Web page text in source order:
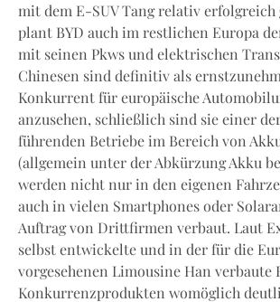
mit dem E-SUV Tang relativ erfolgreich
plant BYD auch im restlichen Europa
mit seinen Pkws und elektrischen
Chinesen sind definitiv als
Konkurrent für europäische
anzusehen, schließlich sind sie einer
führenden Betriebe im Bereich von
(allgemein unter der Abkürzung Akku
werden nicht nur in den eigenen
auch in vielen Smartphones oder
Auftrag von Drittfirmen verbaut. Laut
selbst entwickelte und in der für die
vorgesehenen Limousine Han verbaute
Konkurrenzprodukten womöglich